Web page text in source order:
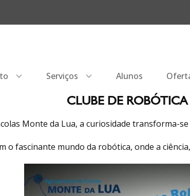
Serviços Alunos
CLUBE DE
Monte da Lua, a curiosidade transforma-se
o fascinante mundo da robótica, onde a